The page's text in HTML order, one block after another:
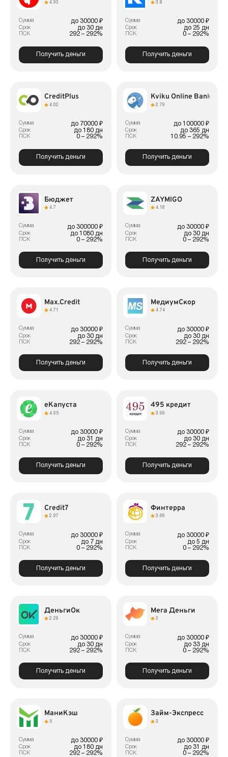
4.93
Сумма до 30000 ₽
Срок до 30 дн
ПСК 292 – 292%
Получить деньги
3.8
Сумма до 30000 ₽
Срок до 25 дн
ПСК 0 – 292%
Получить деньги
CreditPlus
4.02
Сумма до 70000 ₽
Срок до 180 дн
ПСК 0 – 292%
Получить деньги
Kviku Online Bank
2.79
Сумма до 100000 ₽
Срок до 365 дн
ПСК 10.95 – 292%
Получить деньги
Бюджет
4.7
Сумма до 300000 ₽
Срок до 1080 дн
ПСК 0 – 292%
Получить деньги
ZAYMIGO
4.18
Сумма до 30000 ₽
Срок до 30 дн
ПСК 0 – 292%
Получить деньги
Max.Credit
4.71
Сумма до 30000 ₽
Срок до 30 дн
ПСК 292 – 292%
Получить деньги
МедиумСкор
4.74
Сумма до 30000 ₽
Срок до 30 дн
ПСК 292 – 292%
Получить деньги
еКапуста
4.95
Сумма до 30000 ₽
Срок до 31 дн
ПСК 0 – 292%
Получить деньги
495 кредит
3.99
Сумма до 30000 ₽
Срок до 30 дн
ПСК 292 – 292%
Получить деньги
Credit7
2.97
Сумма до 30000 ₽
Срок до 7 дн
ПСК 0 – 292%
Получить деньги
Финтерра
3.66
Сумма до 30000 ₽
Срок до 5 дн
ПСК 0 – 292%
Получить деньги
ДеньгиОк
2.29
Сумма до 30000 ₽
Срок до 30 дн
ПСК 292 – 292%
Получить деньги
Мега Деньги
3
Сумма до 30000 ₽
Срок до 33 дн
ПСК 0 – 292%
Получить деньги
МаниКэш
5
Сумма до 30000 ₽
Срок до 180 дн
ПСК 292 – 292%
Займ-Экспресс
3
Сумма до 30000 ₽
Срок до 31 дн
ПСК 0 – 292%